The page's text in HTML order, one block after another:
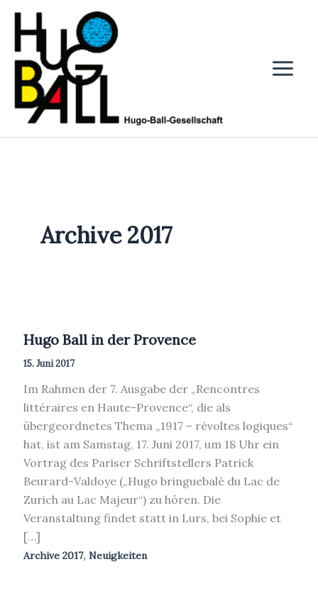
Zum
Inhalt
Archive 2017
Hugo Ball in der Provence
15. Juni 2017
Im Rahmen der 7. Ausgabe der „Rencontres
littéraires en Haute-Provence“, die als
übergeordnetes Thema „1917 – révoltes logiques“
hat, ist am Samstag, 17. Juni 2017, um 18 Uhr ein
Vortrag des Pariser Schriftstellers Patrick
Beurard-Valdoye („Hugo bringuebalé du Lac de
Zurich au Lac Majeur“) zu hören. Die
Veranstaltung findet statt in Lurs, bei Sophie et
[…]
Archive 2017, Neuigkeiten